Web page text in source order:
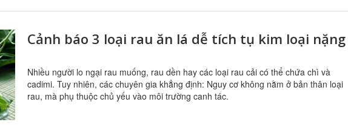
Cảnh báo 3 loại rau ăn lá dễ tích tụ kim loại nặng
Nhiều người lo ngại rau muống, rau dền hay các loại rau cải có thể chứa chì và
cadimi. Tuy nhiên, các chuyên gia khẳng định: Nguy cơ không nằm ở bản thân loại
rau, mà phụ thuộc chủ yếu vào môi trường canh tác.